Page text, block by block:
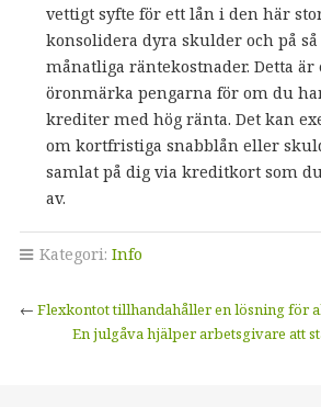
vettigt syfte för ett lån i den här
konsolidera dyra skulder och på
månatliga räntekostnader. Detta
öronmärka pengarna för om du
krediter med hög ränta. Det kan
om kortfristiga snabblån eller
samlat på dig via kreditkort som
av.
Kategori: Info
← Flexkontot tillhandahåller en lösning för
En julgåva hjälper arbetsgivare att